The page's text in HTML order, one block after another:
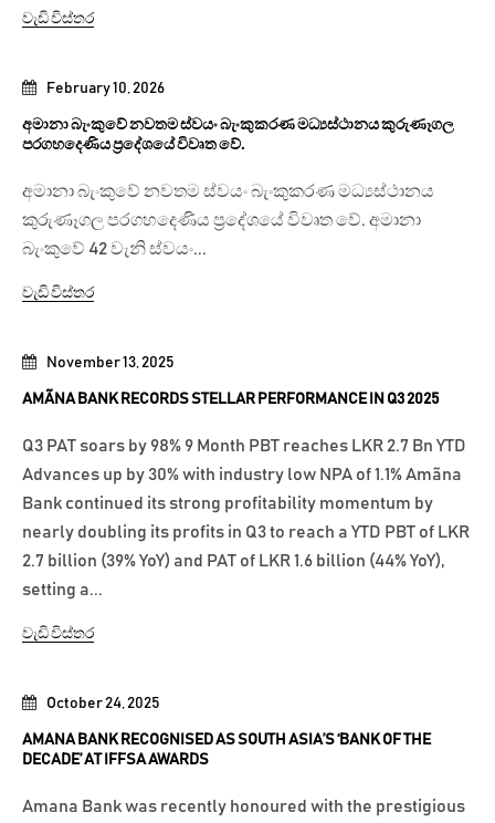
October 24, 2025
AMANA BANK RECOGNISED AS SOUTH ASIA’S ‘BANK OF THE
DECADE’ AT IFFSA AWARDS
Amana Bank was recently honoured with the prestigious
November 13, 2025
AMÃNA BANK RECORDS STELLAR PERFORMANCE IN Q3 2025
Q3 PAT soars by 98% 9 Month PBT reaches LKR 2.7 Bn YTD
Advances up by 30% with industry low NPA of 1.1% Amãna
Bank continued its strong profitability momentum by
nearly doubling its profits in Q3 to reach a YTD PBT of LKR
2.7 billion (39% YoY) and PAT of LKR 1.6 billion (44% YoY),
setting a...
වැඩි විස්තර
February 10, 2026
අමානා බැංකුවේ නවතම ස්වයං බැංකුකරණ මධ්‍යස්ථානය කුරුණෑගල
පරගහදෙණිය ප්‍රදේශයේ විවෘත වේ.
අමානා බැංකුවේ නවතම ස්වයං බැංකුකරණ මධ්‍යස්ථානය
කුරුණෑගල පරගහදෙණිය ප්‍රදේශයේ විවෘත වේ. අමානා
බැංකුවේ 42 වැනි ස්වයං...
වැඩි විස්තර
වැඩි විස්තර